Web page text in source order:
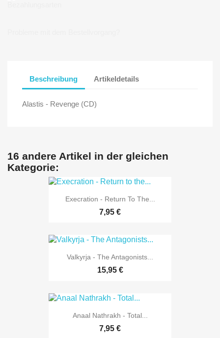
Beschreibung Artikeldetails
Alastis - Revenge (CD)
16 andere Artikel in der gleichen
Kategorie:
Execration - Return To The...
7,95 €
Valkyrja - The Antagonists...
15,95 €
Anaal Nathrakh - Total...
7,95 €